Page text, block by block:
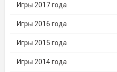
Игры 2017 года
Игры 2016 года
Игры 2015 года
Игры 2014 года